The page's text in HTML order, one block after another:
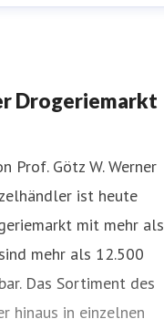
Drogeriemarkt
Prof. Götz W. Werner
ist heute
mit mehr als
mehr als 12.500
Das Sortiment des
hinaus in einzelnen